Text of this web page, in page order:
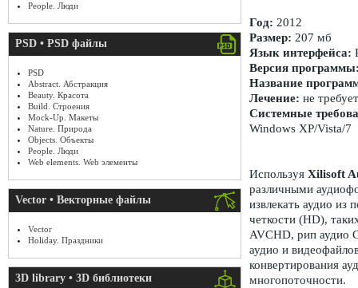
People. Люди
PSD • PSD файлы
PSD
Abstract. Абстракция
Beauty. Красота
Build. Строения
Mock-Up. Макеты
Nature. Природа
Objects. Объекты
People. Люди
Web elements. Web элементы
Vector • Векторные файлы
Vector
Holiday. Праздники
3D library • 3D библиотеки
Год: 2012
Размер: 207 мб
Язык интерфейса:
Версия
Название
Лечение: не
Системные
Windows XP/Vista/7
Используя Xilisoft
различными
извлекать аудио из
четкости (HD),
AVCHD, рип аудио
аудио и
конвертирования
многопоточности.